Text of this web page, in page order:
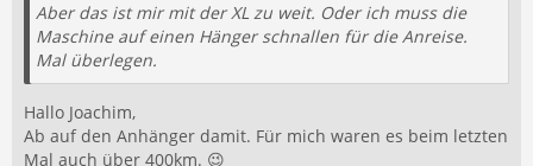
Aber das ist mir mit der XL zu weit. Oder ich muss die
Maschine auf einen Hänger schnallen für die Anreise.
Mal überlegen.
Hallo Joachim,
Ab auf den Anhänger damit. Für mich waren es beim letzten
Mal auch über 400km. 😉